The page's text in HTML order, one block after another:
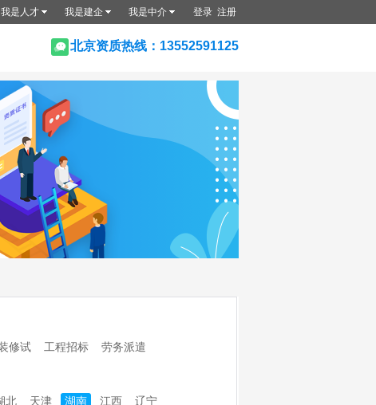
我是人才 我是建企 我是中介 登录 注册
北京资质热线：13552591125
修试 工程招标 劳务派遣
北 天津 湖南 江西 辽宁